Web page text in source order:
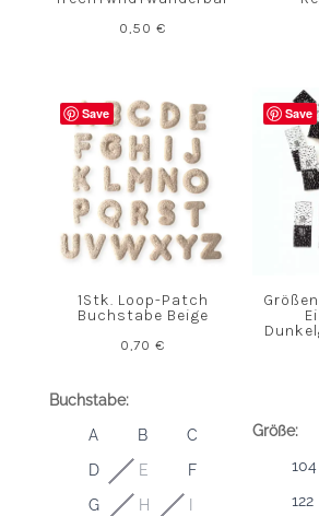
0,50€
Save
1Stk. Loop-Patch
Buchstabe Beige
0,70€
Buchstabe:
A B
C
D
E
F
G
H
Save
Größe:
104
122